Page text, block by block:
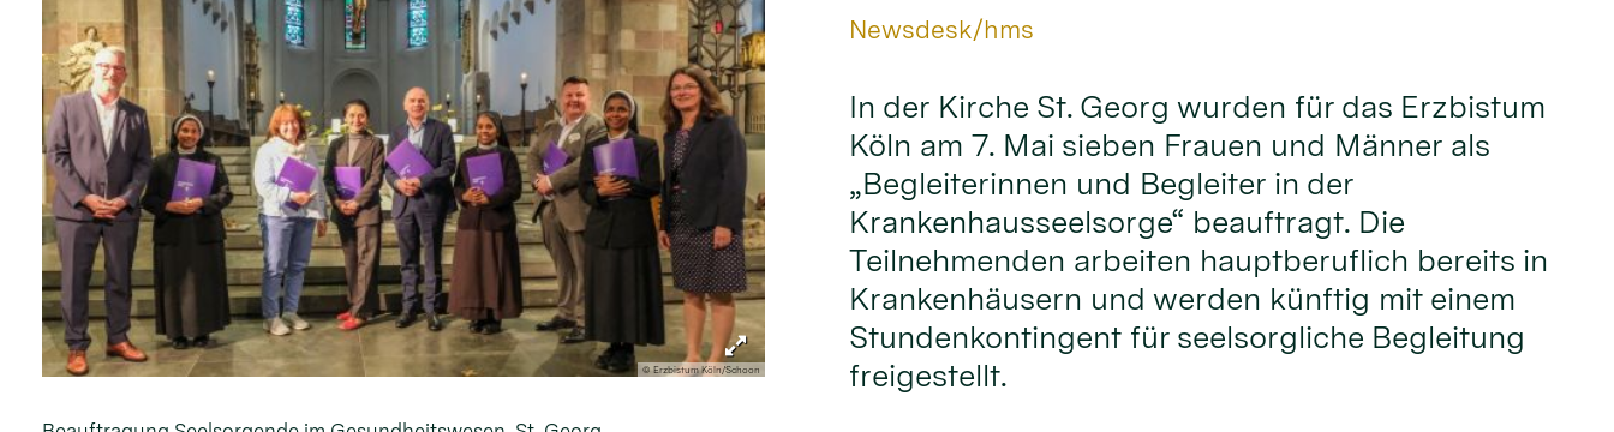
© Erzbistum Köln/Schoon
Von:
Newsdesk/hms
In der Kirche St. Georg wurden für das Erzbistum
Köln am 7. Mai sieben Frauen und Männer als
„Begleiterinnen und Begleiter in der
Krankenhausseelsorge“ beauftragt. Die
Teilnehmenden arbeiten hauptberuflich bereits in
Krankenhäusern und werden künftig mit einem
Stundenkontingent für seelsorgliche Begleitung
freigestellt.